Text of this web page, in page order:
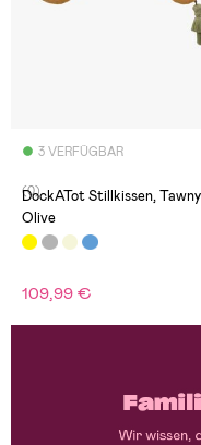
3 VERFÜGBAR
(0)
DockATot Stillkissen, Tawny
Olive
109,99 €